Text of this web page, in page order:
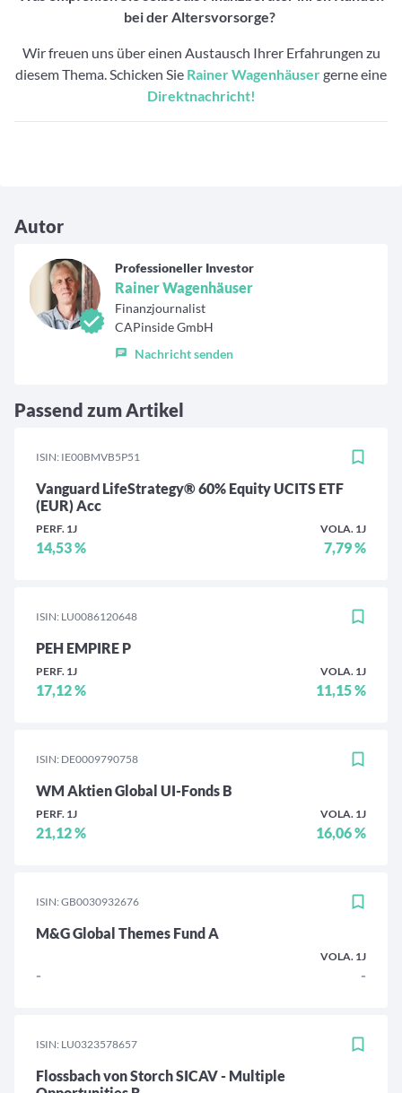
bei der Altersvorsorge?
Wir freuen uns über einen Austausch Ihrer Erfahrungen zu
diesem Thema. Schicken Sie Rainer Wagenhäusergerne eine
Direktnachricht!
Autor
Professioneller Investor
Rainer Wagenhäuser
Finanzjournalist
CAPinside GmbH
Nachricht senden
Passend zum Artikel
ISIN: IE00BMVB5P51
Vanguard LifeStrategy® 60% Equity UCITS ETF
(EUR) Acc
PERF. 1J
14,53 %
VOLA. 1J
7,79 %
ISIN: LU0086120648
PEH EMPIRE P
PERF. 1J
17,12 %
VOLA. 1J
11,15 %
ISIN: DE0009790758
WM Aktien Global UI-Fonds B
PERF. 1J
21,12 %
VOLA. 1J
16,06 %
ISIN: GB0030932676
M&G Global Themes Fund A
-
VOLA. 1J
-
ISIN: LU0323578657
Flossbach von Storch SICAV - Multiple